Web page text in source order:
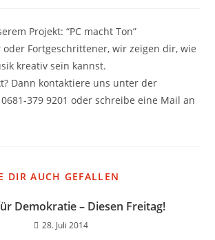
Projekt: “PC macht Ton”
oder Fortgeschrittener, wir zeigen dir, wie
kreativ sein kannst.
Dann kontaktiere uns unter der
379 9201 oder schreibe eine Mail an
DIR AUCH GEFALLEN
Demokratie – Diesen Freitag!
28. Juli 2014